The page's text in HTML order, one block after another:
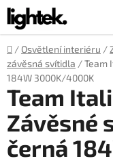
Přejít
na
obsah
Domů
/ Osvětlení interiéru /
závěsná svítidla /Team
184W 3000K/4000K
Team
Závěsné
černá